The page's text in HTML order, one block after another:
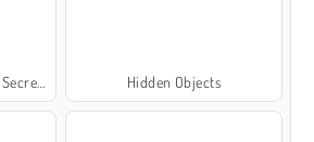
Hidden Objects